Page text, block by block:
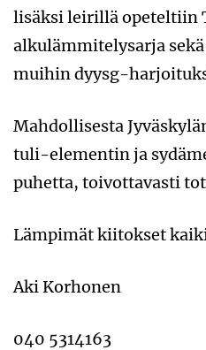
lisäksi leirillä opeteltiin
alkulämmitelysarja
muihin dyysg-
Mahdollisesta
tuli-elementin ja
puhetta, toivottavasti
Lämpimät kiitokset
Aki Korhonen
040 5314163